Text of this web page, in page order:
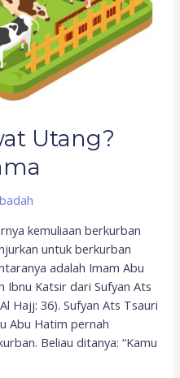
Utang?
kemuliaan berkurban
untuk berkurban
adalah Imam Abu
Ibnu Katsir dari Sufyan Ats
Hajj: 36). Sufyan Ats Tsauri
Abu Hatim pernah
Beliau ditanya: “Kamu